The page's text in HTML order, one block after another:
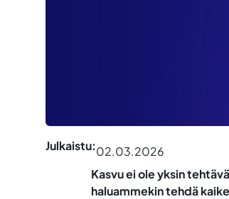
Julkaistu:02.03.2026
Kasvu ei ole yksin
haluammekin tehdä